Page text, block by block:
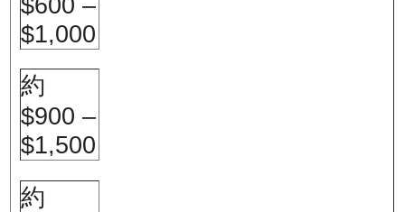
$1,000
約
$900 –
$1,500
約